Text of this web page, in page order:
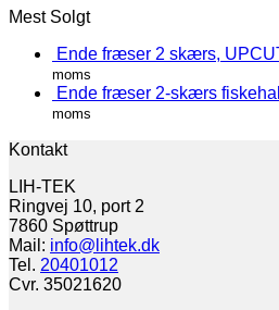
Mest Solgt
Ende fræser 2 skærs,
moms
Ende fræser 2-skærs
moms
Kontakt
LIH-TEK
Ringvej 10, port 2
7860 Spøttrup
Mail: info@lihtek.dk
Tel. 20401012
Cvr. 35021620